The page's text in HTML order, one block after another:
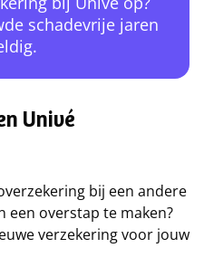
schadevrije jaren
Univé
bij een andere
een overstap te maken?
verzekering voor jouw